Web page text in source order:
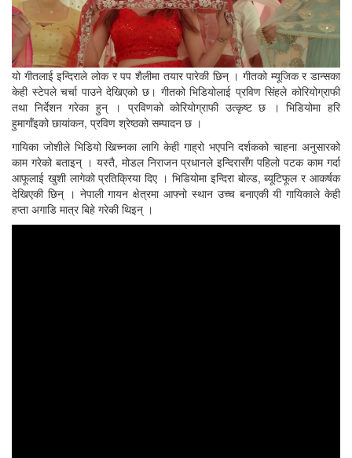
यो गीतलाई इन्दिराले लोक र पप शैलीमा तयार पारेकी छिन् । गीतको म्यूजिक र डान्सका
केही स्टेपले चर्चा पाउने देखिएको छ। गीतको भिडियोलाई प्रविण सिंहले कोरियोग्राफी
तथा निर्देशन गरेका हुन् । प्रविणको कोरियोग्राफी उत्कृष्ट छ । भिडियोमा हरि
हुमागाँइको छायांकन, प्रविण श्रेष्ठको सम्पादन छ ।
गायिका जोशीले भिडियो खिच्नका लागि केही गाह्रो भएपनि दर्शकको चाहना अनुसारको
काम गरेको बताइन् । यस्तै, मोडल निराजन प्रधानले इन्दिरासँग पहिलो पटक काम गर्दा
आफूलाई खुशी लागेको प्रतिक्रिया दिए । भिडियोमा इन्दिरा बोल्ड, ब्यूटिफूल र आकर्षक
देखिएकी छिन् । नेपाली गायन क्षेत्रमा आफ्नो स्थान उच्च बनाएकी यी गायिकाले केही
हप्ता अगाडि मात्र बिहे गरेकी थिइन् ।